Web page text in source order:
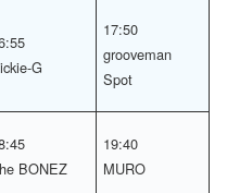
G
17:50
grooveman
Spot
BONEZ
19:40
MURO